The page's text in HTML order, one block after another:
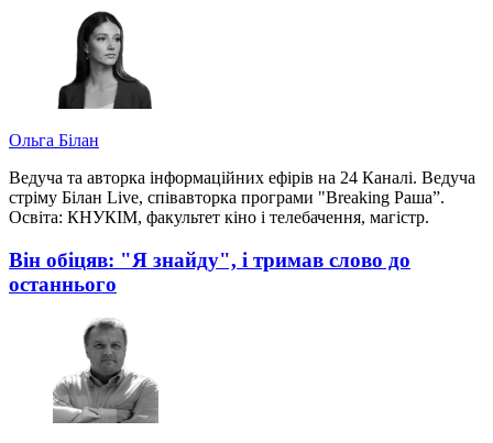
Ольга Білан
Ведуча та авторка інформаційних ефірів на 24 Каналі. Ведуча
стріму Білан Live, співавторка програми "Breaking Раша”.
Освіта: КНУКІМ, факультет кіно і телебачення, магістр.
Він обіцяв: "Я знайду", і тримав слово до
останнього